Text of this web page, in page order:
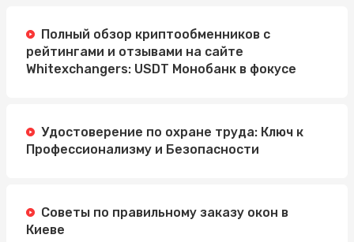
Полный обзор криптообменников с
рейтингами и отзывами на сайте
Whitexchangers: USDT Монобанк в фокусе
Удостоверение по охране труда: Ключ к
Профессионализму и Безопасности
Советы по правильному заказу окон в
Киеве